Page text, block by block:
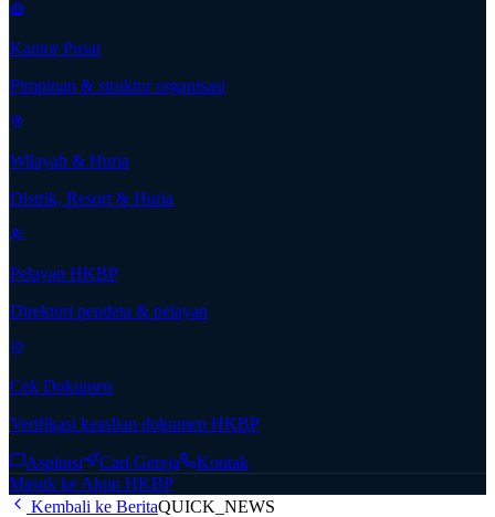
Kantor Pusat
Pimpinan & struktur organisasi
Wilayah & Huria
Distrik, Resort & Huria
Pelayan HKBP
Direktori pendeta & pelayan
Cek Dokumen
Verifikasi keaslian dokumen HKBP
Aspirasi Cari Gereja
Kontak
Masuk ke Akun HKBP
Kembali ke BeritaQUICK_NEWS